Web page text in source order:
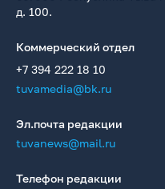
д. 100.
Коммерческий отдел
+7 394 222 18 10
tuvamedia@bk.ru
Эл.почта редакции
tuvanews@mail.ru
Телефон редакции